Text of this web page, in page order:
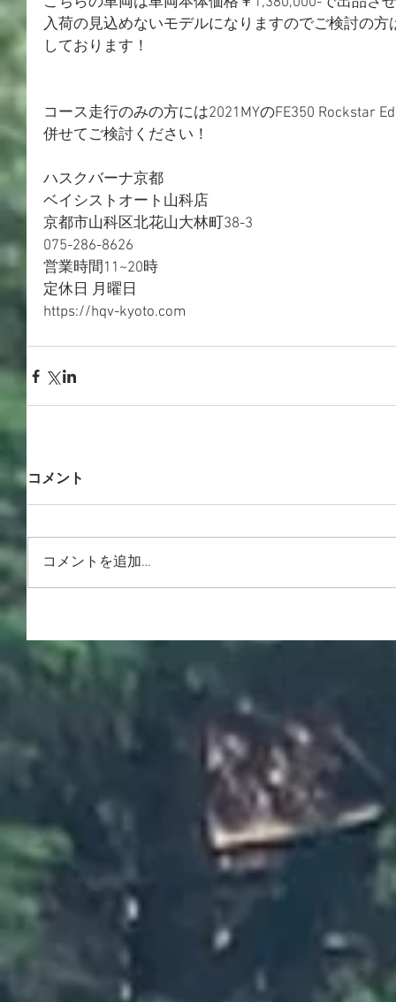
入荷の見込めないモデルになりますのでご検討の
しております！
コース走行のみの方には2021MYのFE350 Rockstar
併せてご検討ください！
ハスクバーナ京都
ベイシストオート山科店
京都市山科区北花山大林町38-3
075-286-8626
営業時間11~20時
定休日 月曜日
https://hqv-kyoto.com
コメント
コメントを追加…